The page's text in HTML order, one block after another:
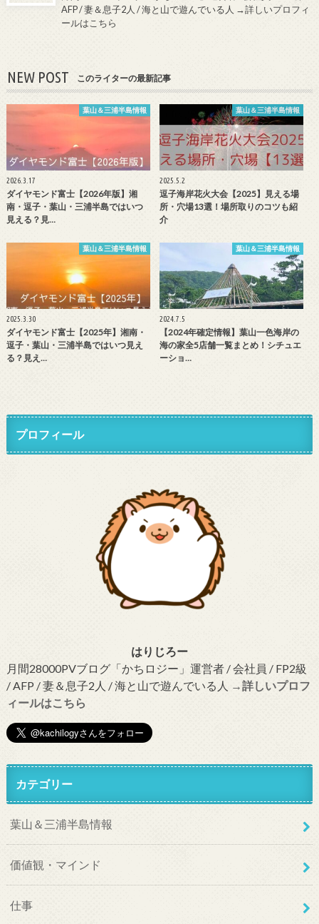
AFP / 妻＆息子2人 / 海と山で遊んでいる人 →詳しいプロフィ
ールはこちら
NEW POST このライターの最新記事
葉山＆三浦半島情報
2026.3.17
ダイヤモンド富士【2026年版】湘
南・逗子・葉山・三浦半島ではいつ
見える？見…
葉山＆三浦半島情報
2025.5.2
逗子海岸花火大会【2025】見える場
所・穴場13選！場所取りのコツも紹
介
葉山＆三浦半島情報
2025.3.30
ダイヤモンド富士【2025年】湘南・
逗子・葉山・三浦半島ではいつ見え
る？見え…
葉山＆三浦半島情報
2024.7.5
【2024年確定情報】葉山一色海岸の
海の家全5店舗一覧まとめ！シチュエ
ーショ…
プロフィール
はりじろー
月間28000PVブログ「かちロジー」運営者 / 会社員 / FP2級
/ AFP / 妻＆息子2人 / 海と山で遊んでいる人 →詳しいプロフ
ィールはこちら
カテゴリー
葉山＆三浦半島情報
価値観・マインド
仕事